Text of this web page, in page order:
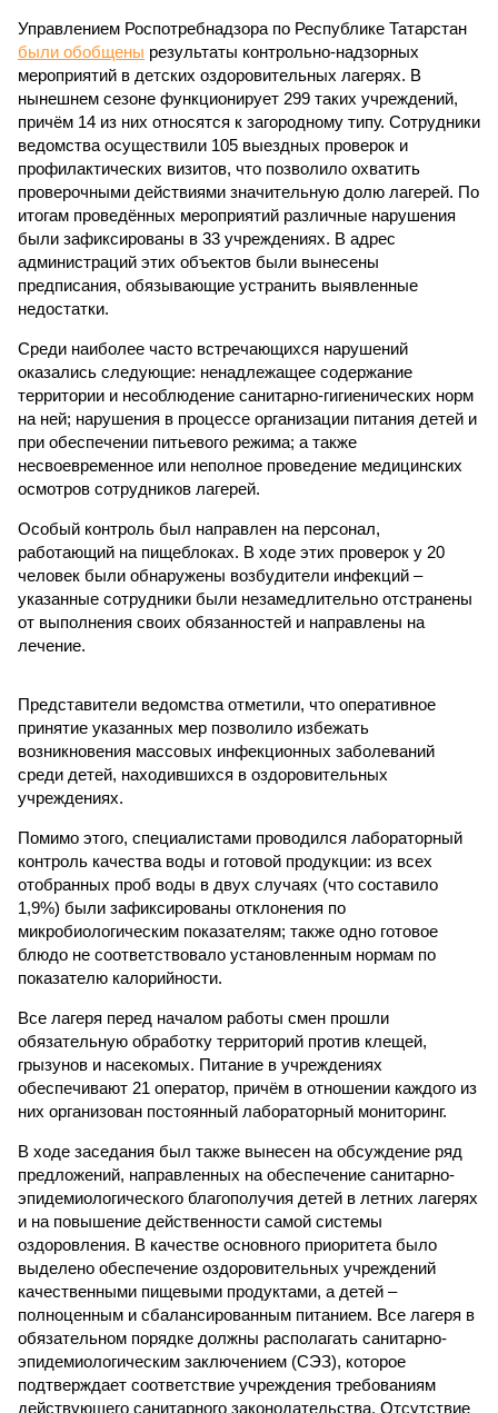
Управлением Роспотребнадзора по Республике Татарстан
были обобщены результаты контрольно-надзорных
мероприятий в детских оздоровительных лагерях. В
нынешнем сезоне функционирует 299 таких учреждений,
причём 14 из них относятся к загородному типу. Сотрудники
ведомства осуществили 105 выездных проверок и
профилактических визитов, что позволило охватить
проверочными действиями значительную долю лагерей. По
итогам проведённых мероприятий различные нарушения
были зафиксированы в 33 учреждениях. В адрес
администраций этих объектов были вынесены
предписания, обязывающие устранить выявленные
недостатки.
Среди наиболее часто встречающихся нарушений
оказались следующие: ненадлежащее содержание
территории и несоблюдение санитарно-гигиенических норм
на ней; нарушения в процессе организации питания детей и
при обеспечении питьевого режима; а также
несвоевременное или неполное проведение медицинских
осмотров сотрудников лагерей.
Особый контроль был направлен на персонал,
работающий на пищеблоках. В ходе этих проверок у 20
человек были обнаружены возбудители инфекций –
указанные сотрудники были незамедлительно отстранены
от выполнения своих обязанностей и направлены на
лечение.
Представители ведомства отметили, что оперативное
принятие указанных мер позволило избежать
возникновения массовых инфекционных заболеваний
среди детей, находившихся в оздоровительных
учреждениях.
Помимо этого, специалистами проводился лабораторный
контроль качества воды и готовой продукции: из всех
отобранных проб воды в двух случаях (что составило
1,9%) были зафиксированы отклонения по
микробиологическим показателям; также одно готовое
блюдо не соответствовало установленным нормам по
показателю калорийности.
Все лагеря перед началом работы смен прошли
обязательную обработку территорий против клещей,
грызунов и насекомых. Питание в учреждениях
обеспечивают 21 оператор, причём в отношении каждого из
них организован постоянный лабораторный мониторинг.
В ходе заседания был также вынесен на обсуждение ряд
предложений, направленных на обеспечение санитарно-
эпидемиологического благополучия детей в летних лагерях
и на повышение действенности самой системы
оздоровления. В качестве основного приоритета было
выделено обеспечение оздоровительных учреждений
качественными пищевыми продуктами, а детей –
полноценным и сбалансированным питанием. Все лагеря в
обязательном порядке должны располагать санитарно-
эпидемиологическим заключением (СЭЗ), которое
подтверждает соответствие учреждения требованиям
действующего санитарного законодательства. Отсутствие